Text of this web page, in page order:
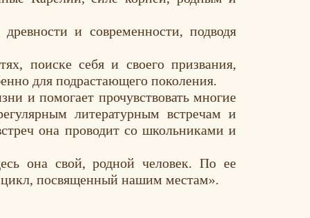
и современности, подводя
поиске себя и своего призвания,
для подрастающего поколения.
и помогает прочувствовать многие
литературным встречам и
она проводит со школьниками и
она свой, родной человек. По ее
цикл, посвященный нашим местам».